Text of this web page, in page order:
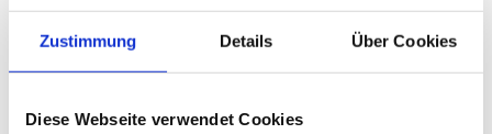
Zustimmung Details Über Cookies
Diese Webseite verwendet Cookies
(Firmenname und -anschrift) im Firmen A-Z erfasst.
Zusätzliche Daten wie zB Telefonnummer und Email-
Adresse können nur Sie selbst, als Mitglied, eingetragen.
Bitte ergänzen Sie daher Ihre Daten im Firmen A-Z